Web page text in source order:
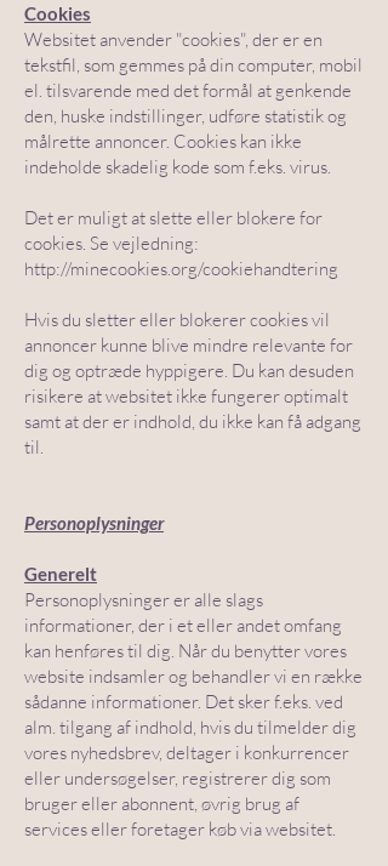
Cookies
Websitet anvender "cookies", der er en
tekstfil, som gemmes på din computer, mobil
el. tilsvarende med det formål at genkende
den, huske indstillinger, udføre statistik og
målrette annoncer. Cookies kan ikke
indeholde skadelig kode som f.eks. virus.
Det er muligt at slette eller blokere for
cookies. Se vejledning:
http://minecookies.org/cookiehandtering
Hvis du sletter eller blokerer cookies vil
annoncer kunne blive mindre relevante for
dig og optræde hyppigere. Du kan desuden
risikere at websitet ikke fungerer optimalt
samt at der er indhold, du ikke kan få adgang
til.
Personoplysninger
Generelt
Personoplysninger er alle slags
informationer, der i et eller andet omfang
kan henføres til dig. Når du benytter vores
website indsamler og behandler vi en række
sådanne informationer. Det sker f.eks. ved
alm. tilgang af indhold, hvis du tilmelder dig
vores nyhedsbrev, deltager i konkurrencer
eller undersøgelser, registrerer dig som
bruger eller abonnent, øvrig brug af
services eller foretager køb via websitet.